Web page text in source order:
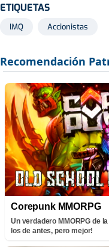
ETIQUETAS
IMQ Accionistas
Corepunk MMORPG
Un verdadero MMORPG de
los de antes, pero mejor!